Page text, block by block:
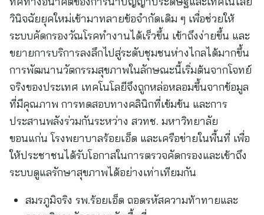
วินิจฉัยยุคใหม่เข้ามาทลายข้อจำกัดเดิม ๆ เพื่อช่วยให้
ระบบคัดกรองวัณโรคทำงานได้เร็วขึ้น เข้าถึงง่ายขึ้น และ
ขยายการบริการลงลึกไปสู่ระดับชุมชนห่างไกลได้มากขึ้น
การพัฒนานวัตกรรมสุขภาพในลักษณะนี้เริ่มต้นจากโจทย์
จริงของประเทศ เทคโนโลยีจึงถูกหล่อหลอมขึ้นจากข้อมูล
ที่มีคุณภาพ การทดสอบทางคลินิกที่เข้มข้น และการ
ประสานพลังร่วมกันระหว่าง สวทช. มหาวิทยาลัย
ขอนแก่น โรงพยาบาลร้อยเอ็ด และเครือข่ายในพื้นที่ เพื่อ
ให้ประชาชนได้รับโอกาสในการตรวจคัดกรองและเข้าถึง
ระบบดูแลรักษาสุขภาพได้อย่างเท่าเทียมกัน
สมรภูมิจริง รพ.ร้อยเอ็ด ถอดรหัสความท้าทายและ